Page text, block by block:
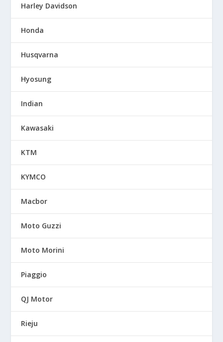
Harley Davidson
Honda
Husqvarna
Hyosung
Indian
Kawasaki
KTM
KYMCO
Macbor
Moto Guzzi
Moto Morini
Piaggio
QJ Motor
Rieju